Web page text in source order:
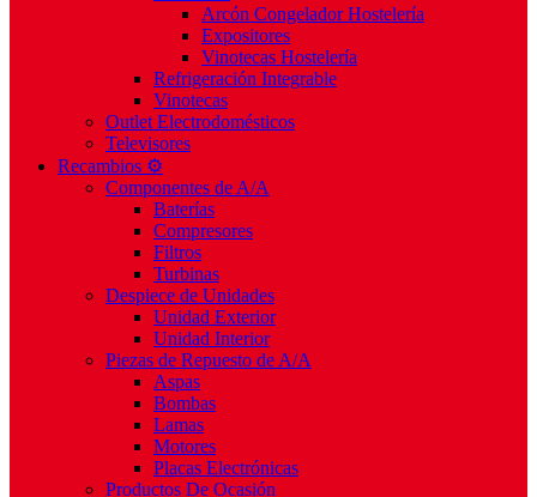
Arcón Congelador Hostelería
Expositores
Vinotecas Hostelería
Refrigeración Integrable
Vinotecas
Outlet Electrodomésticos
Televisores
Recambios ⚙️
Componentes de A/A
Baterías
Compresores
Filtros
Turbinas
Despiece de Unidades
Unidad Exterior
Unidad Interior
Piezas de Repuesto de A/A
Aspas
Bombas
Lamas
Motores
Placas Electrónicas
Productos De Ocasión